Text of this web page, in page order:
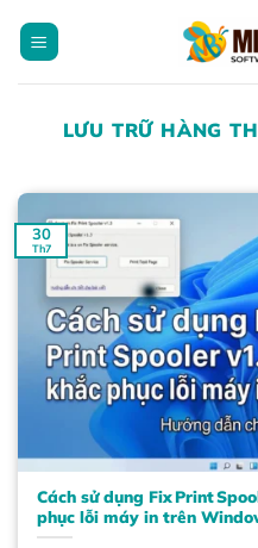
qua
LƯU TRỮ HÀNG
Cách sử dụng Fix Print
phục lỗi máy in trên
30
Th7